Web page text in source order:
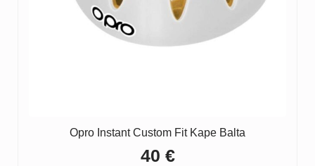
Opro Instant Custom Fit Kape Balta
40 €